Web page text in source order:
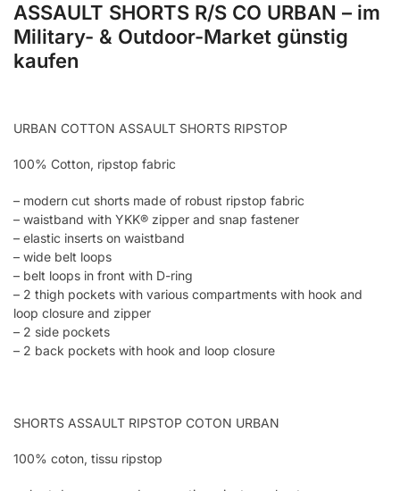
ASSAULT SHORTS R/S CO URBAN – im
Military- & Outdoor-Market günstig
kaufen
URBAN COTTON ASSAULT SHORTS RIPSTOP
100% Cotton, ripstop fabric
– modern cut shorts made of robust ripstop fabric
– waistband with YKK® zipper and snap fastener
– elastic inserts on waistband
– wide belt loops
– belt loops in front with D-ring
– 2 thigh pockets with various compartments with hook and
loop closure and zipper
– 2 side pockets
– 2 back pockets with hook and loop closure
SHORTS ASSAULT RIPSTOP COTON URBAN
100% coton, tissu ripstop